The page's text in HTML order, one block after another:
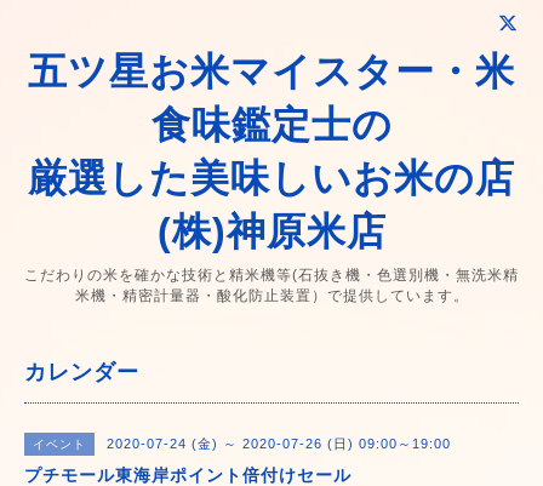
五ツ星お米マイスター・米
食味鑑定士の
厳選した美味しいお米の店
(株)神原米店
こだわりの米を確かな技術と精米機等(石抜き機・色選別機・無洗米精
米機・精密計量器・酸化防止装置）で提供しています。
カレンダー
イベント 2020-07-24 (金) ～ 2020-07-26 (日) 09:00～19:00
プチモール東海岸ポイント倍付けセール